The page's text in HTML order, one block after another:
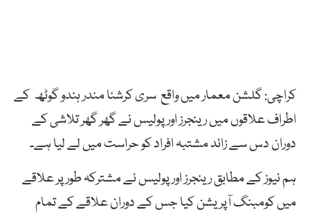
کراچی: گلشن معمار میں واقع سری کرشنا مندر ہندو گوٹھ کے
اطراف علاقوں میں رینجرز اور پولیس نے گھر گھر تلاشی کے
دوران دس سے زائد مشتبہ افراد کو حراست میں لے لیا ہے۔
ہم نیوز کے مطابق رینجرز اور پولیس نے مشترکہ طور پر علاقے
میں کومبنگ آپریشن کیا جس کے دوران علاقے کے تمام